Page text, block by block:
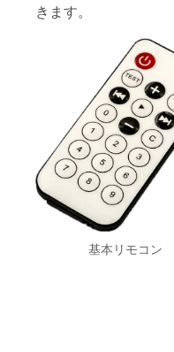
きます。
基本リモコン